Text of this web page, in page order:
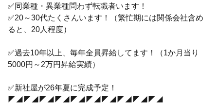
✅同業種・異業種問わず転職者います！
✅20～30代たくさんいます！（繁忙期には関係会社含め
ると、20人程度）
✅過去10年以上、毎年全員昇給してます！（1か月当り
5000円～2万円昇給実績）
✅新社屋が26年夏に完成予定！
◤◢◤◢◤◢◤◢◤◢◤◢◤◢◤◢◤◢◤◢